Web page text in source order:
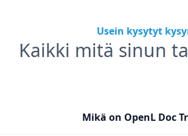
Usein kysytyt
Kaikki mitä sinun
Mikä on OpenL Doc